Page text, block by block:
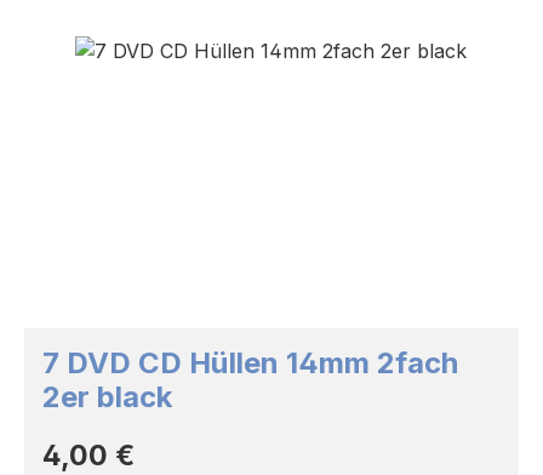
Bildergalerie überspringen
7 DVD CD Hüllen 14mm 2fach
2er black
Regulärer Preis:
4,00 €